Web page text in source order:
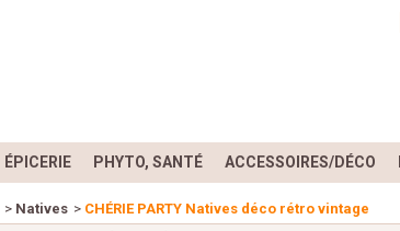
ÉPICERIE PHYTO, SANTÉ ACCESSOIRES/DÉCO
> Natives > CHÉRIE PARTY Natives déco rétro vintage